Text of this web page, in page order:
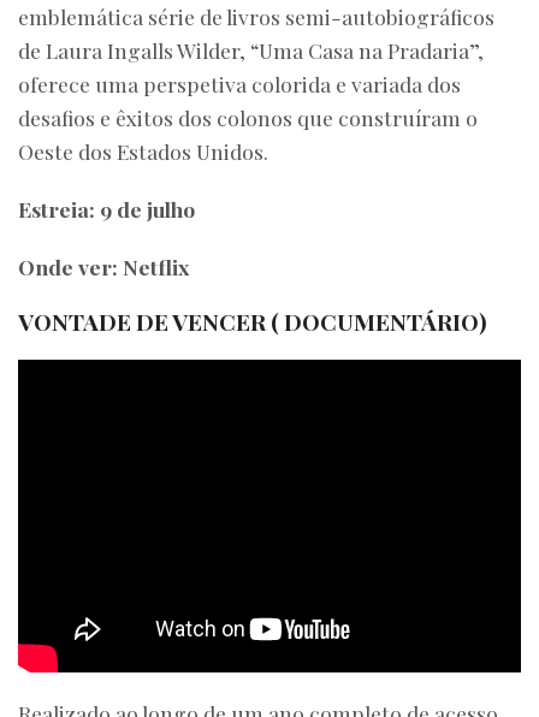
emblemática série de livros semi-autobiográficos
de Laura Ingalls Wilder, “Uma Casa na Pradaria”,
oferece uma perspetiva colorida e variada dos
desafios e êxitos dos colonos que construíram o
Oeste dos Estados Unidos.
Estreia: 9 de julho
Onde ver: Netflix
VONTADE DE VENCER ( DOCUMENTÁRIO)